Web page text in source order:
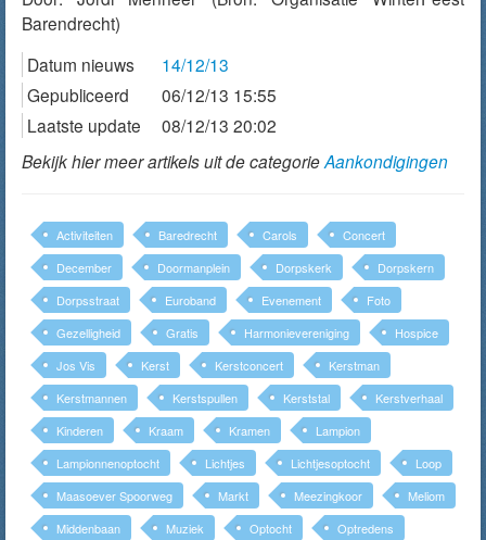
Barendrecht)
Datum nieuws
14/12/13
Gepubliceerd
06/12/13 15:55
Laatste update
08/12/13 20:02
Bekijk hier meer artikels uit de categorieAankondigingen
Activiteiten Baredrecht Carols
Concert
December
Doormanplein Dorpskerk
Dorpskern
Dorpsstraat
Euroband Evenement
Foto
Gezelligheid
Gratis Harmonievereniging
Hospice
Jos Vis
Kerst Kerstconcert
Kerstman
Kerstmannen
Kerstspullen Kerststal
Kerstverhaal
Kinderen
Kraam Kramen
Lampion
Lampionnenoptocht
Lichtjes Lichtjesoptocht
Loop
Maasoever Spoorweg
Markt Meezingkoor
Meliom
Middenbaan
Muziek Optocht
Optredens